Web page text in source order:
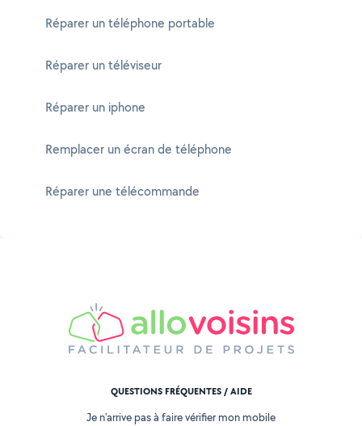
Réparer un téléphone portable
Réparer un téléviseur
Réparer un iphone
Remplacer un écran de téléphone
Réparer une télécommande
QUESTIONS FRÉQUENTES / AIDE
Je n'arrive pas à faire vérifier mon mobile